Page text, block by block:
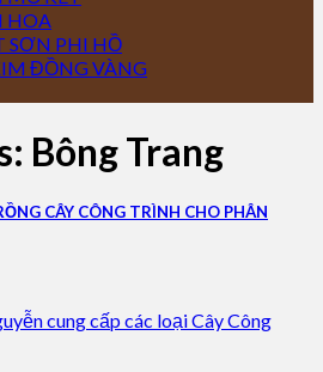
HOA
SƠN PHI HỒ
ĐỒNG VÀNG
Bông Trang
CÂY CÔNG TRÌNH CHO PHÂN
cung cấp các loại Cây Công